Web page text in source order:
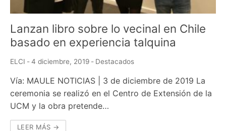
Lanzan libro sobre lo vecinal en Chile
basado en experiencia talquina
ELCI -4 diciembre, 2019 - Destacados
Vía: MAULE NOTICIAS | 3 de diciembre de 2019 La
ceremonia se realizó en el Centro de Extensión de la
UCM y la obra pretende…
LEER MÁS →